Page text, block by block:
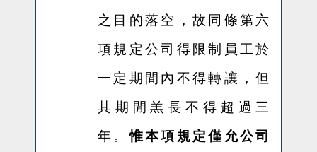
之目的落空，故同條第六
項規定公司得限制員工於
一定期間內不得轉讓，但
其期閒羔長不得超過三
年。惟本項規定僅允公司